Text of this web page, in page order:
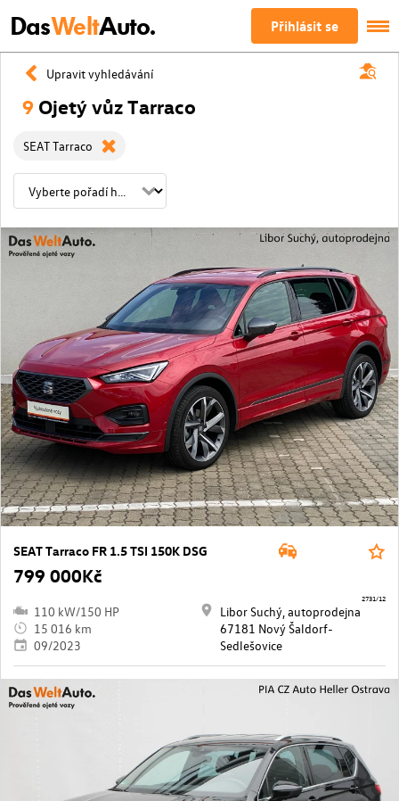
DasWeltAuto. Přihlásit se
Upravit vyhledávání
9 Ojetý vůz Tarraco
SEAT Tarraco
SEAT Tarraco FR 1.5 TSI 150K DSG
799 000Kč
110 kW/150 HP
15 016 km
09/2023
Libor Suchý, autoprodejna
67181 Nový Šaldorf-
Sedlešovice
2731/12